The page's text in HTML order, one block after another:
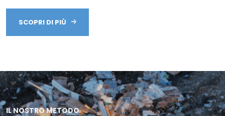
SCOPRI DI PIÙ
IL NOSTRO METODO